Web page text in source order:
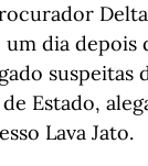
um dia depois
suspeitas
Estado,
Lava Jato.